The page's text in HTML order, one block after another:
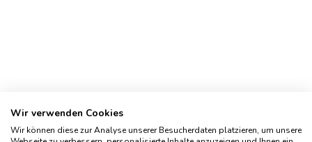
Wir verwenden Cookies
Wir können diese zur Analyse unserer Besucherdaten platzieren, um unsere